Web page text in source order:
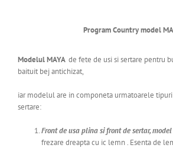
Program Country model
Modelul MAYA de fete de usi si sertare pentru
baituit bej antichizat,
iar modelul are in componeta urmatoarele
sertare:
Front de usa plina si front de sertar,
frezare dreapta cu ic lemn . Esenta de